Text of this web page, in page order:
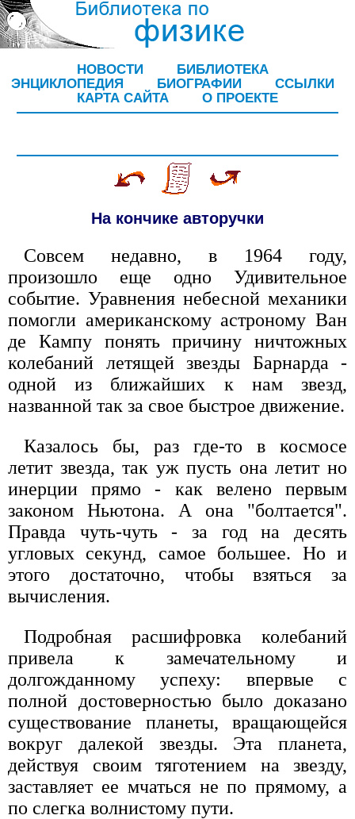
НОВОСТИ
БИБЛИОТЕКА
ЭНЦИКЛОПЕДИЯ
БИОГРАФИИ
ССЫЛКИ
КАРТА САЙТА
О ПРОЕКТЕ
На кончике авторучки
Совсем недавно, в 1964 году,
произошло еще одно Удивительное
событие. Уравнения небесной механики
помогли американскому астроному Ван
де Кампу понять причину ничтожных
колебаний летящей звезды Барнарда -
одной из ближайших к нам звезд,
названной так за свое быстрое движение.
Казалось бы, раз где-то в космосе
летит звезда, так уж пусть она летит но
инерции прямо - как велено первым
законом Ньютона. А она "болтается".
Правда чуть-чуть - за год на десять
угловых секунд, самое большее. Но и
этого достаточно, чтобы взяться за
вычисления.
Подробная расшифровка колебаний
привела к замечательному и
долгожданному успеху: впервые с
полной достоверностью было доказано
существование планеты, вращающейся
вокруг далекой звезды. Эта планета,
действуя своим тяготением на звезду,
заставляет ее мчаться не по прямому, а
по слегка волнистому пути.